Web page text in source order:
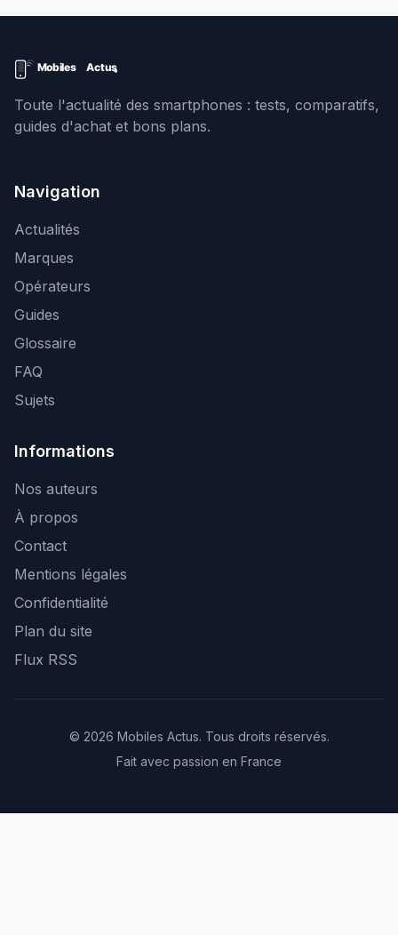
Toute l'actualité des smartphones : tests, comparatifs,
guides d'achat et bons plans.
Navigation
Actualités
Marques
Opérateurs
Guides
Glossaire
FAQ
Sujets
Informations
Nos auteurs
À propos
Contact
Mentions légales
Confidentialité
Plan du site
Flux RSS
© 2026 Mobiles Actus. Tous droits réservés.
Fait avec passion en France